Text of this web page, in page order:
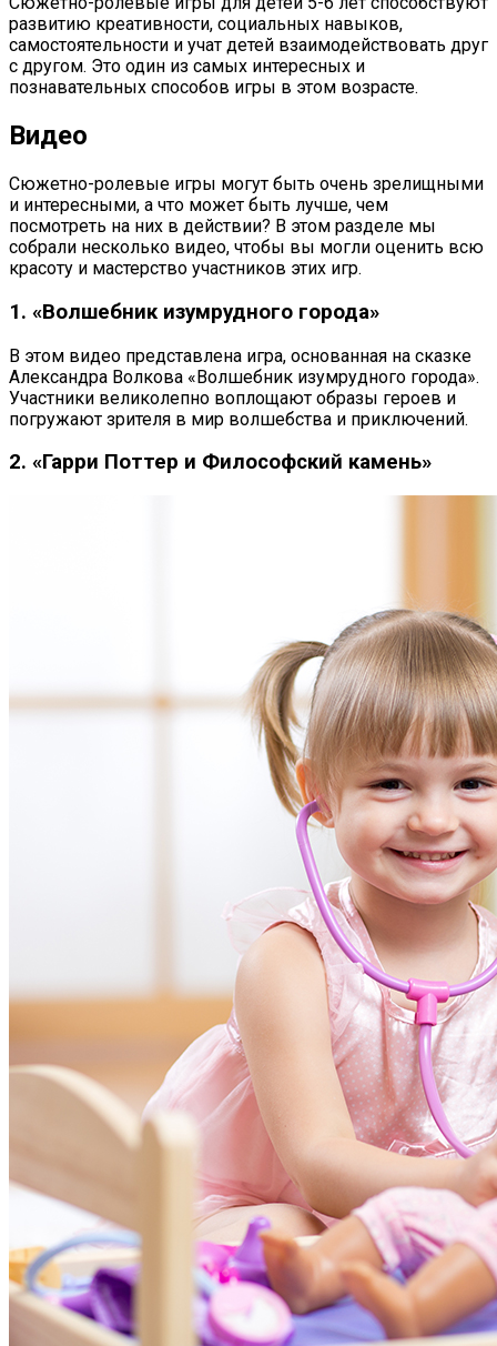
развитию креативности, социальных навыков,
самостоятельности и учат детей взаимодействовать друг
с другом. Это один из самых интересных и
познавательных способов игры в этом возрасте.
Видео
Сюжетно-ролевые игры могут быть очень зрелищными
и интересными, а что может быть лучше, чем
посмотреть на них в действии? В этом разделе мы
собрали несколько видео, чтобы вы могли оценить всю
красоту и мастерство участников этих игр.
1. «Волшебник изумрудного города»
В этом видео представлена игра, основанная на сказке
Александра Волкова «Волшебник изумрудного города».
Участники великолепно воплощают образы героев и
погружают зрителя в мир волшебства и приключений.
2. «Гарри Поттер и Философский камень»